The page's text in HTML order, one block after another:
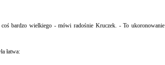
bardzo wielkiego - mówi radośnie Kruczek. - To ukoronowanie
łatwa: